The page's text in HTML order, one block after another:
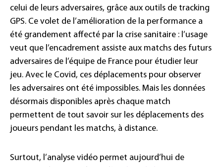
celui de leurs adversaires, grâce aux outils de tracking
GPS. Ce volet de l’amélioration de la performance a
été grandement affecté par la crise sanitaire : l’usage
veut que l’encadrement assiste aux matchs des futurs
adversaires de l’équipe de France pour étudier leur
jeu. Avec le Covid, ces déplacements pour observer
les adversaires ont été impossibles. Mais les données
désormais disponibles après chaque match
permettent de tout savoir sur les déplacements des
joueurs pendant les matchs, à distance.
Surtout, l’analyse vidéo permet aujourd’hui de